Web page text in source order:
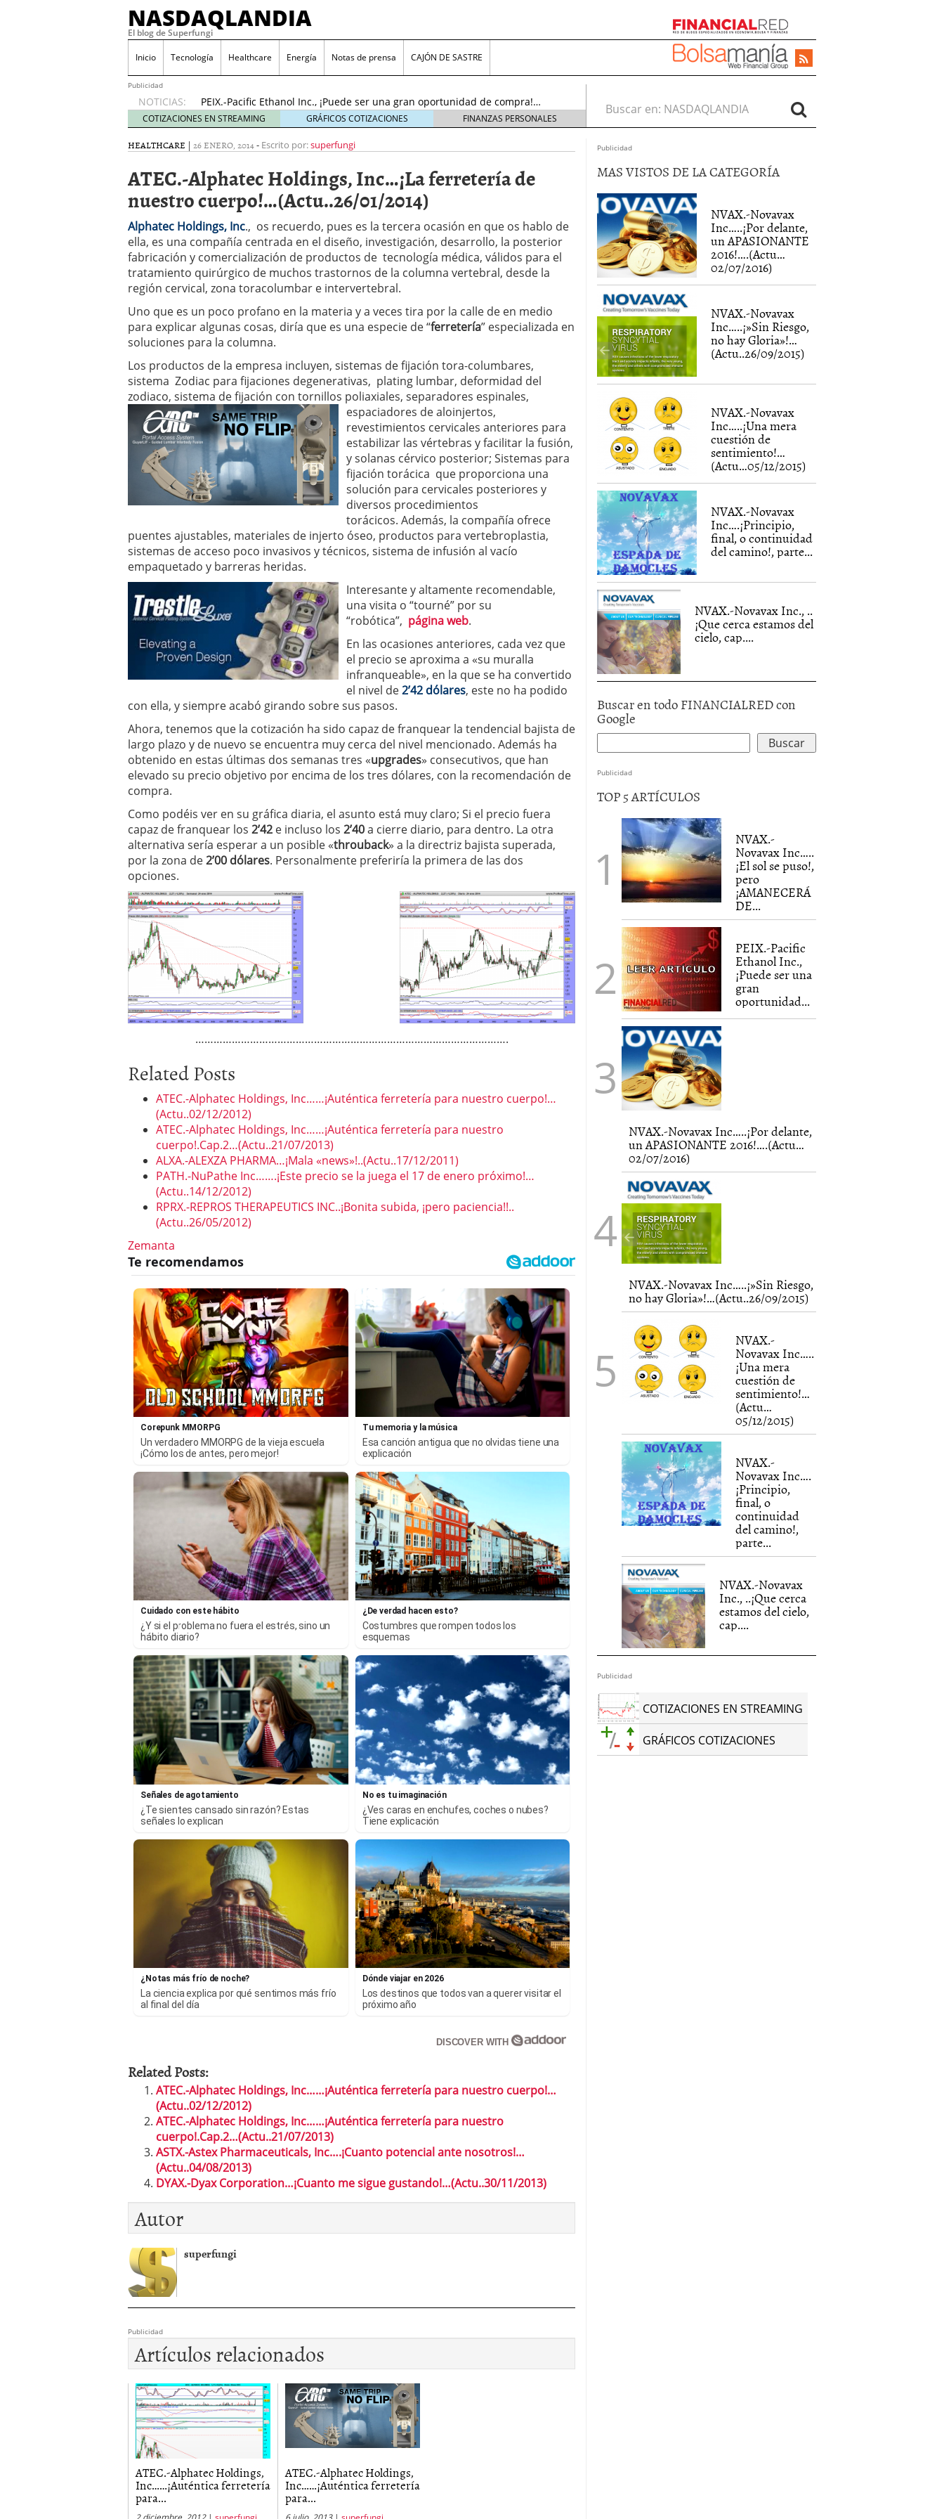
NASDAQLANDIA
El blog de Superfungi
Inicio Tecnología Healthcare Energía Notas de prensa CAJÓN DE SASTRE
Publicidad
NOTICIAS:
ODP.-Office Depot Inc…..¡El resurgir!…(Actu…19/11/2016) 19 noviembre,
2016
NVAX.-Novavax Inc…..¡El sol se puso!, pero ¡AMANECERÁ DE NUEVO!….
PEIX.-Pacific Ethanol Inc., ¡Puede ser una gran oportunidad de compra!…
(Actu..31/10/2016)
31 octubre, 2016
Pruebas de Gráficos 23 noviembre, 2018
HIMX.-Himax Technologies, Inc. (ADR)……¡Cerca del límite para decidir!…
AMRN.-Amarin Corporation Plc…….¡Bonito aspecto técnico, para juego «pre-
news»!…(Actu..23/11/2016) 23 noviembre, 2016
BLDP.-Ballard Power Systems Inc…..¡No olviden este precio!….(Actu…
20/11/2016)
20 noviembre, 2016
ODP.-Office Depot Inc…..¡El resurgir!…(Actu…19/11/2016) 19 noviembre,
2016
NVAX.-Novavax Inc…..¡El sol se puso!, pero ¡AMANECERÁ DE NUEVO!….
(Actu…17/11/2016) 17 noviembre, 2016
COTIZACIONES EN STREAMING GRÁFICOS COTIZACIONES FINANZAS PERSONALES
Buscar en:
HEALTHCARE | 26 ENERO, 2014- Escrito por:superfungi
ATEC.-Alphatec Holdings, Inc…¡La ferretería de
nuestro cuerpo!…(Actu..26/01/2014)
Alphatec Holdings, Inc., os recuerdo, pues es la tercera ocasión en que os hablo de
ella, es una compañía centrada en el diseño, investigación, desarrollo, la posterior
fabricación y comercialización de productos de tecnología médica, válidos para el
tratamiento quirúrgico de muchos trastornos de la columna vertebral, desde la
región cervical, zona toracolumbar e intervertebral.
Uno que es un poco profano en la materia y a veces tira por la calle de en medio
para explicar algunas cosas, diría que es una especie de “ferretería” especializada en
soluciones para la columna.
Los productos de la empresa incluyen, sistemas de fijación tora-columbares,
sistema Zodiac para fijaciones degenerativas, plating lumbar, deformidad del
zodiaco, sistema de fijación con tornillos poliaxiales, separadores espinales,
espaciadores de aloinjertos,
revestimientos cervicales anteriores para
estabilizar las vértebras y facilitar la fusión,
y solanas cérvico posterior; Sistemas para
fijación torácica que proporciona una
solución para cervicales posteriores y
diversos procedimientos
torácicos. Además, la compañía ofrece
puentes ajustables, materiales de injerto óseo, productos para vertebroplastia,
sistemas de acceso poco invasivos y técnicos, sistema de infusión al vacío
empaquetado y barreras heridas.
Interesante y altamente recomendable,
una visita o “tourné” por su
“robótica”, página web.
En las ocasiones anteriores, cada vez que
el precio se aproxima a «su muralla
infranqueable», en la que se ha convertido
el nivel de2’42 dólares, este no ha podido
con ella, y siempre acabó girando sobre sus pasos.
Ahora, tenemos que la cotización ha sido capaz de franquear la tendencial bajista de
largo plazo y de nuevo se encuentra muy cerca del nivel mencionado. Además ha
obtenido en estas últimas dos semanas tres «upgrades» consecutivos, que han
elevado su precio objetivo por encima de los tres dólares, con la recomendación de
compra.
Como podéis ver en su gráfica diaria, el asunto está muy claro; Si el precio fuera
capaz de franquear los 2’42 e incluso los 2’40a cierre diario, para dentro. La otra
alternativa sería esperar a un posible «throuback» a la directriz bajista superada,
por la zona de2’00 dólares. Personalmente preferiría la primera de las dos
opciones.
………………………………………………………………………………………….
Related Posts
ATEC.-Alphatec Holdings, Inc……¡Auténtica ferretería para nuestro cuerpo!…
(Actu..02/12/2012)
ATEC.-Alphatec Holdings, Inc……¡Auténtica ferretería para nuestro
cuerpo!.Cap.2…(Actu..21/07/2013)
ALXA.-ALEXZA PHARMA…¡Mala «news»!..(Actu..17/12/2011)
PATH.-NuPathe Inc…….¡Este precio se la juega el 17 de enero próximo!…
(Actu..14/12/2012)
RPRX.-REPROS THERAPEUTICS INC..¡Bonita subida, ¡pero paciencia!!..
(Actu..26/05/2012)
Zemanta
Corepunk MMORPG
Un verdadero MMORPG de la vieja escuela
¡Cómo los de antes, pero mejor!
Tu memoria y la música
Esa canción antigua que no olvidas tiene una
explicación
Cuidado con este hábito
¿Y si el problema no fuera el estrés, sino un
hábito diario?
¿De verdad hacen esto?
Costumbres que rompen todos los
esquemas
Señales de agotamiento
¿Te sientes cansado sin razón? Estas
señales lo explican
No es tu imaginación
¿Ves caras en enchufes, coches o nubes?
Tiene explicación
¿Notas más frío de noche?
La ciencia explica por qué sentimos más frío
al final del día
Dónde viajar en 2026
Los destinos que todos van a querer visitar el
próximo año
DISCOVER WITH
Related Posts:
ATEC.-Alphatec Holdings, Inc……¡Auténtica ferretería para nuestro cuerpo!…
(Actu..02/12/2012)
ATEC.-Alphatec Holdings, Inc……¡Auténtica ferretería para nuestro
cuerpo!.Cap.2…(Actu..21/07/2013)
ASTX.-Astex Pharmaceuticals, Inc….¡Cuanto potencial ante nosotros!…
(Actu..04/08/2013)
DYAX.-Dyax Corporation…¡Cuanto me sigue gustando!…(Actu..30/11/2013)
Autor
superfungi
Publicidad
Artículos relacionados
ATEC.-Alphatec Holdings,
Inc……¡Auténtica ferretería
para...
ATEC.-Alphatec Holdings,
Inc……¡Auténtica ferretería
para...
Publicidad
MAS VISTOS DE LA CATEGORÍA
NVAX.-Novavax
Inc…..¡Por delante,
un APASIONANTE
2016!….(Actu…
02/07/2016)
NVAX.-Novavax
Inc…..¡»Sin Riesgo,
no hay Gloria»!…
(Actu..26/09/2015)
NVAX.-Novavax
Inc…..¡Una mera
cuestión de
sentimiento!…
(Actu…05/12/2015)
NVAX.-Novavax
Inc….¡Principio,
final, o continuidad
del camino!, parte...
NVAX.-Novavax Inc., ..
¡Que cerca estamos del
cielo, cap....
Buscar en todo FINANCIALRED con
Google
Publicidad
TOP 5 ARTÍCULOS
NVAX.-
Novavax Inc…..
¡El sol se puso!,
pero
¡AMANECERÁ
DE...
PEIX.-Pacific
Ethanol Inc.,
¡Puede ser una
gran
oportunidad...
NVAX.-Novavax Inc…..¡Por delante,
un APASIONANTE 2016!….(Actu…
02/07/2016)
NVAX.-Novavax Inc…..¡»Sin Riesgo,
no hay Gloria»!…(Actu..26/09/2015)
NVAX.-
Novavax Inc…..
¡Una mera
cuestión de
sentimiento!…
(Actu…
05/12/2015)
NVAX.-
Novavax Inc….
¡Principio,
final, o
continuidad
del camino!,
parte...
NVAX.-Novavax
Inc., ..¡Que cerca
estamos del cielo,
cap....
Publicidad
COTIZACIONES EN STREAMING
GRÁFICOS COTIZACIONES